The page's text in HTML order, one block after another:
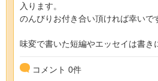
入ります。
のんびりお付き合い頂ければ幸いで
味変で書いた短編やエッセイは書き
コメント 0件